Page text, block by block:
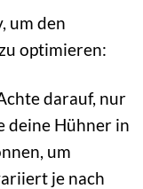
um den
optimieren:
darauf, nur
deine Hühner in
um
je nach